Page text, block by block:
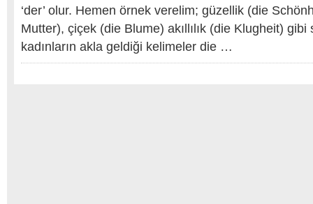
‘der’ olur. Hemen örnek verelim; güzellik (die
Mutter), çiçek (die Blume) akıllılık (die Klugheit)
kadınların akla geldiği kelimeler die …